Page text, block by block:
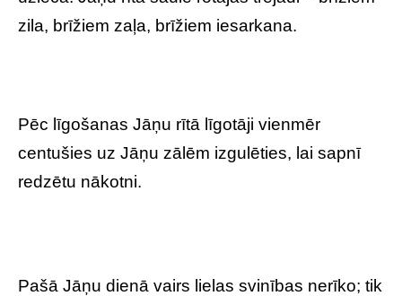
zila, brīžiem zaļa, brīžiem iesarkana.
Pēc līgošanas Jāņu rītā līgotāji vienmēr
centušies uz Jāņu zālēm izgulēties, lai sapnī
redzētu nākotni.
Pašā Jāņu dienā vairs lielas svinības nerīko; tik